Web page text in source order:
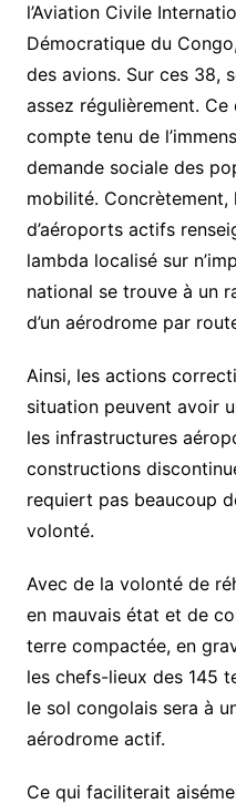
l’Aviation Civile
Démocratique du
des avions. Sur ces 38,
assez régulièrement. Ce
compte tenu de
demande sociale des
mobilité. Concrètement,
d’aéroports actifs
lambda localisé sur
national se trouve à un
d’un aérodrome par
Ainsi, les actions
situation peuvent avoir
les infrastructures
constructions
requiert pas beaucoup
volonté.
Avec de la volonté de
en mauvais état et de
terre compactée, en
les chefs-lieux des 145
le sol congolais sera à
aérodrome actif.
Ce qui faciliterait